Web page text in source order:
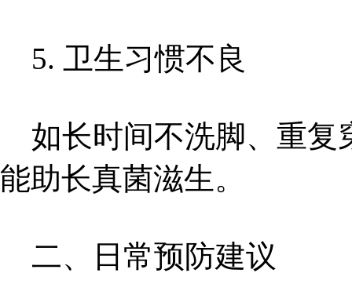
5. 卫生习惯不良
如长时间不洗脚、重复
能助长真菌滋生。
二、日常预防建议